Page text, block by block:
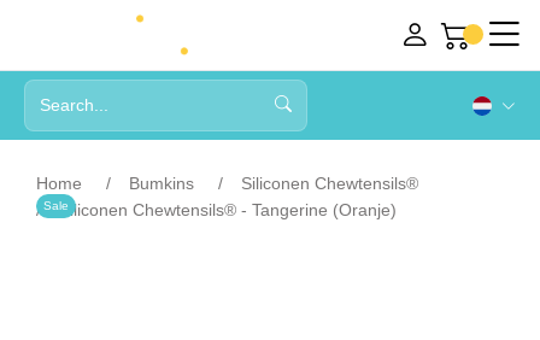
Home Bumkins
Siliconen Chewtensils®
Siliconen Chewtensils® - Tangerine (Oranje)
Sale